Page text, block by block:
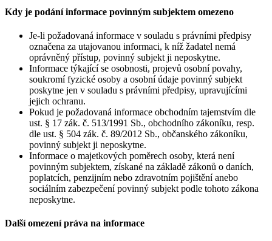
Kdy je podání informace povinným subjektem omezeno
Je-li požadovaná informace v souladu s právními předpisy
označena za utajovanou informaci, k níž žadatel nemá
oprávněný přístup, povinný subjekt ji neposkytne.
Informace týkající se osobnosti, projevů osobní povahy,
soukromí fyzické osoby a osobní údaje povinný subjekt
poskytne jen v souladu s právními předpisy, upravujícími
jejich ochranu.
Pokud je požadovaná informace obchodním tajemstvím dle
ust. § 17 zák. č. 513/1991 Sb., obchodního zákoníku, resp.
dle ust. § 504 zák. č. 89/2012 Sb., občanského zákoníku,
povinný subjekt ji neposkytne.
Informace o majetkových poměrech osoby, která není
povinným subjektem, získané na základě zákonů o daních,
poplatcích, penzijním nebo zdravotním pojištění anebo
sociálním zabezpečení povinný subjekt podle tohoto zákona
neposkytne.
Další omezení práva na informace